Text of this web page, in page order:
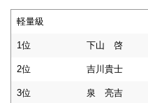
軽量級
1位 下山 啓
2位 吉川貴士
3位 泉 亮吉